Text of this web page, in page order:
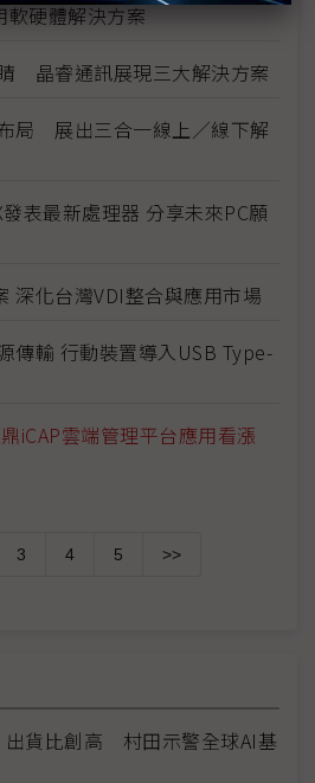
軟硬體解決方案
晶睿通訊展現三大解決方案
局 展出三合一線上／線下解
表最新處理器 分享未來PC願
深化台灣VDI整合與應用市場
傳輸 行動裝置導入USB Type-
iCAP雲端管理平台應用看漲
3 4 5 >>
出貨比創高 村田示警全球AI基